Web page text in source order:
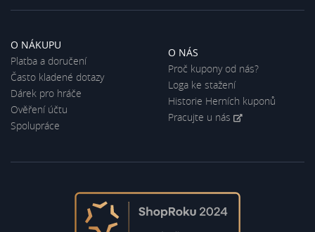
O NÁKUPU
Platba a doručení
Často kladené dotazy
Dárek pro hráče
Ověření účtu
Spolupráce
O NÁS
Proč kupony od nás?
Loga ke stažení
Historie Herních kuponů
Pracujte u nás